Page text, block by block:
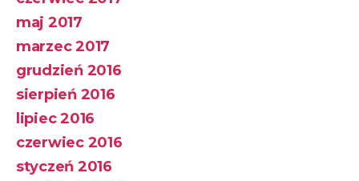
maj 2017
marzec 2017
grudzień 2016
sierpień 2016
lipiec 2016
czerwiec 2016
styczeń 2016